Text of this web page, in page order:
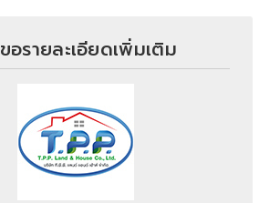
ขอรายละเอียดเพิ่มเติม